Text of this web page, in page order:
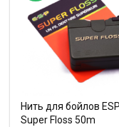
Нить для бойлов ESP
Super Floss 50m